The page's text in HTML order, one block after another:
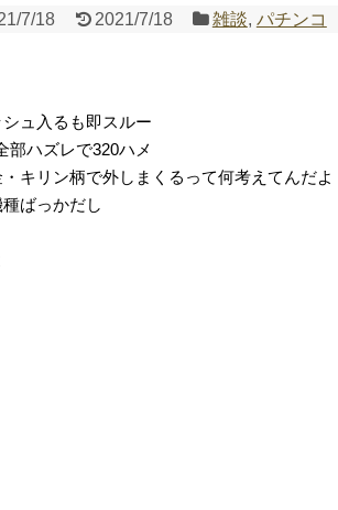
7/18 2021/7/18 雑談, パチンコ
ュ入るも即スルー
ハズレで320ハメ
キリン柄で外しまくるって何考えてんだよ
ばっかだし